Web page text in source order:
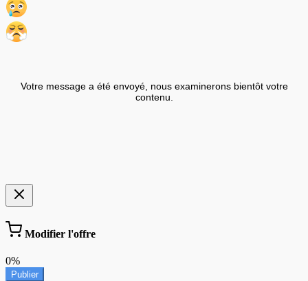
Votre message a été envoyé, nous examinerons bientôt votre
contenu.
Modifier l'offre
0%
Publier